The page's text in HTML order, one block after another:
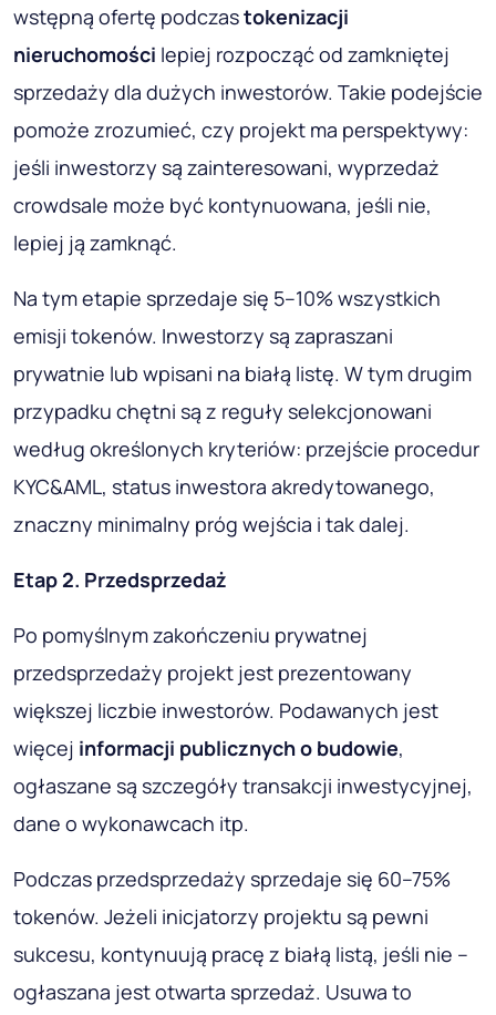
wstępną ofertę podczastokenizacji
nieruchomości lepiej rozpocząć od zamkniętej
sprzedaży dla dużych inwestorów. Takie podejście
pomoże zrozumieć, czy projekt ma perspektywy:
jeśli inwestorzy są zainteresowani, wyprzedaż
crowdsale może być kontynuowana, jeśli nie,
lepiej ją zamknąć.
Na tym etapie sprzedaje się 5–10% wszystkich
emisji tokenów. Inwestorzy są zapraszani
prywatnie lub wpisani na białą listę. W tym drugim
przypadku chętni są z reguły selekcjonowani
według określonych kryteriów: przejście procedur
KYC&AML, status inwestora akredytowanego,
znaczny minimalny próg wejścia i tak dalej.
Etap 2. Przedsprzedaż
Po pomyślnym zakończeniu prywatnej
przedsprzedaży projekt jest prezentowany
większej liczbie inwestorów. Podawanych jest
więcej informacji publicznych o budowie,
ogłaszane są szczegóły transakcji inwestycyjnej,
dane o wykonawcach itp.
Podczas przedsprzedaży sprzedaje się 60–75%
tokenów. Jeżeli inicjatorzy projektu są pewni
sukcesu, kontynuują pracę z białą listą, jeśli nie –
ogłaszana jest otwarta sprzedaż. Usuwa to